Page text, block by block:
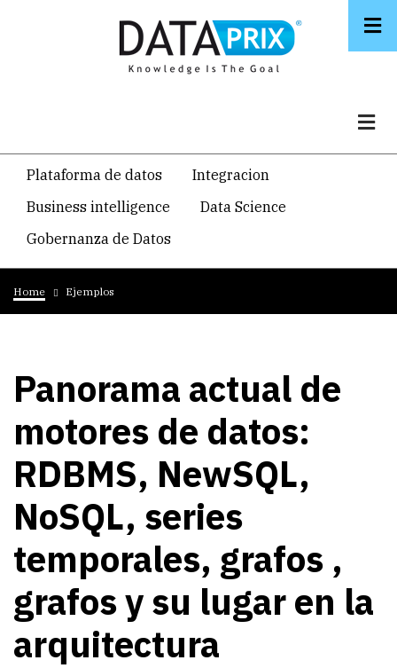
Navegacion
temática
principal
Plataforma de datos
Integracion
Business intelligence
Data Science
Gobernanza de Datos
Breadcrumb
Home Ejemplos
Panorama actual de
motores de datos:
RDBMS, NewSQL,
NoSQL, series
temporales, grafos ,
grafos y su lugar en la
arquitectura